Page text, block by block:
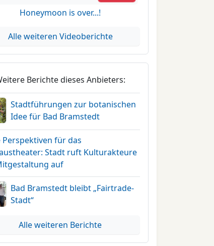
Honeymoon is over...!
Alle weiteren Videoberichte
Berichte dieses Anbieters:
Stadtführungen zur botanischen
Idee für Bad Bramstedt
Perspektiven für das
Stadt ruft Kulturakteure
auf
Bad Bramstedt bleibt „Fairtrade-
Stadt“
Alle weiteren Berichte